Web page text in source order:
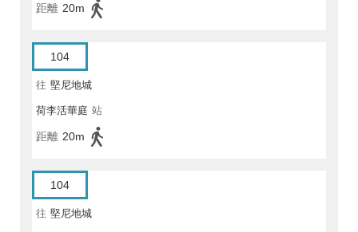
距離 20m
104
往 堅尼地城
荷李活華庭 站
距離 20m
104
往 堅尼地城